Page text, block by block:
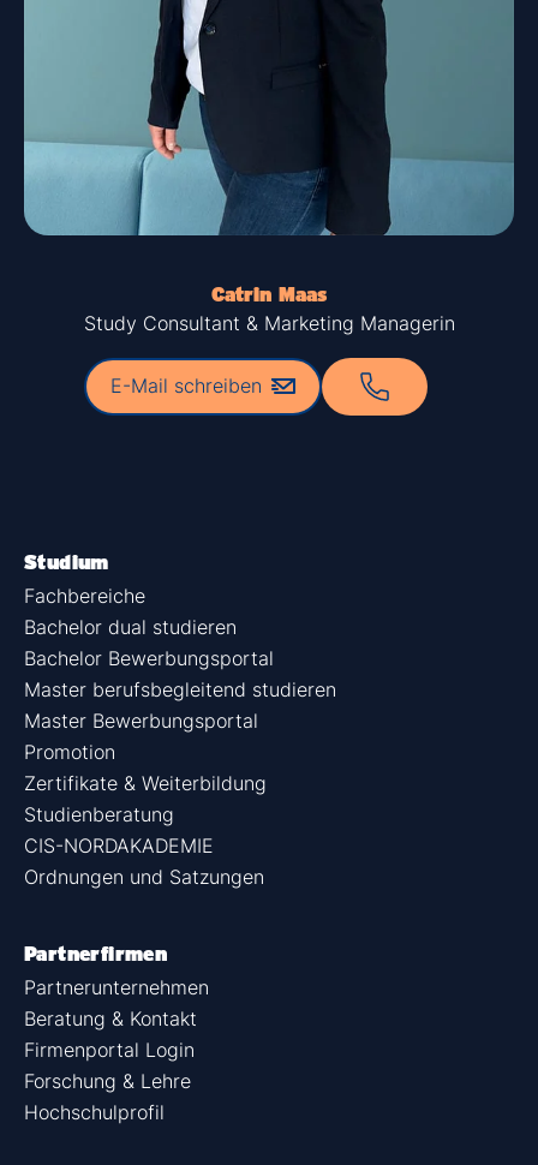
Catrin Maas
Study Consultant & Marketing Managerin
E-Mail schreiben
Studium
Fachbereiche
Bachelor dual studieren
Bachelor Bewerbungsportal
Master berufsbegleitend studieren
Master Bewerbungsportal
Promotion
Zertifikate & Weiterbildung
Studienberatung
CIS-NORDAKADEMIE
Ordnungen und Satzungen
Partnerfirmen
Partnerunternehmen
Beratung & Kontakt
Firmenportal Login
Forschung & Lehre
Hochschulprofil